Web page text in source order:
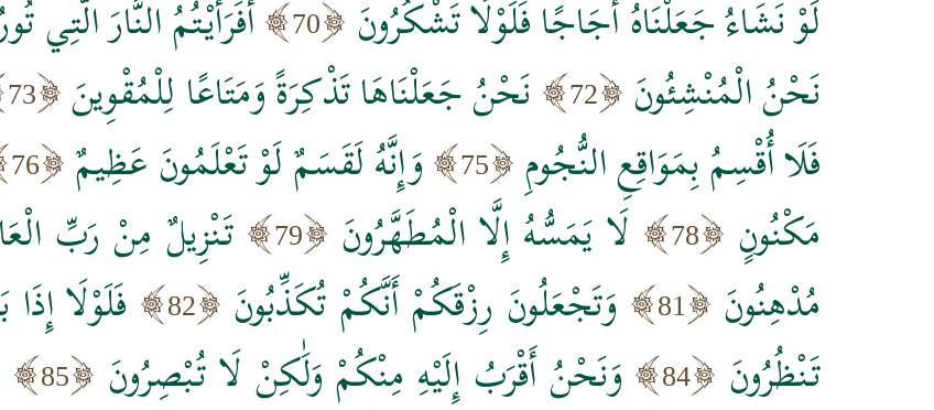
لَوْ نَشَاءُ جَعَلْنَاهُ أُجَاجًا فَلَوْلَا تَشْكُرُونَ 70 أَفَرَأَيْتُمُ النَّارَ الَّتِي
نَحْنُ الْمُنْشِئُونَ
72 نَحْنُ جَعَلْنَاهَا تَذْكِرَةً وَمَتَاعًا لِلْمُقْوِينَ 73
فَلَا أُقْسِمُ بِمَوَاقِعِ النُّجُومِ 75 وَإِنَّهُ لَقَسَمٌ لَوْ تَعْلَمُونَ عَظِيمٌ 76
مَكْنُونٍ
78 لَا يَمَسُّهُ إِلَّا الْمُطَهَّرُونَ 79 تَنْزِيلٌ مِنْ رَبِّ
مُدْهِنُونَ
81 وَتَجْعَلُونَ رِزْقَكُمْ أَنَّكُمْ تُكَذِّبُونَ 82 فَلَوْلَا
تَنْظُرُونَ
84 وَنَحْنُ أَقْرَبُ إِلَيْهِ مِنْكُمْ وَلَٰكِنْ لَا تُبْصِرُونَ 85